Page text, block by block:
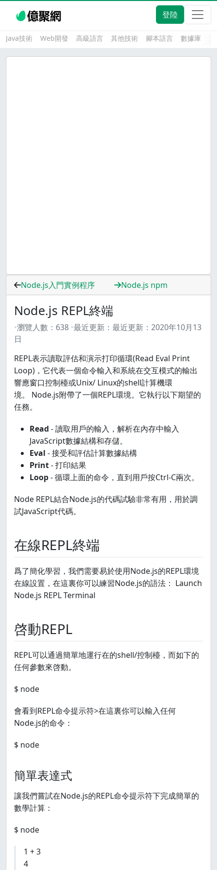
登陸
Java技術 Web開發 高級語言 其他技術 腳本語言 數據庫
Node.js入門實例程序 Node.js npm
Node.js REPL終端
瀏覽人數： 638 最近更新： 最近更新： 2020年10月13
日
REPL表示讀取評估和演示打印循環(Read Eval Print
Loop)，它代表一個命令輸入和系統在交互模式的輸出
響應窗口控制檯或Unix/ Linux的shell計算機環
境。 Node.js附帶了一個REPL環境。它執行以下期望的
任務。
Read - 讀取用戶的輸入，解析在內存中輸入
JavaScript數據結構和存儲。
Eval - 接受和評估計算數據結構
Print- 打印結果
Loop- 循環上面的命令，直到用戶按Ctrl-C兩次。
Node REPL結合Node.js的代碼試驗非常有用，用於調
試JavaScript代碼。
在線REPL終端
爲了簡化學習，我們需要易於使用Node.js的REPL環境
在線設置，在這裏你可以練習Node.js的語法： Launch
Node.js REPL Terminal
啓動REPL
REPL可以通過簡單地運行在的shell/控制檯，而如下的
任何參數來啓動。
$ node
會看到REPL命令提示符>在這裏你可以輸入任何
Node.js的命令：
$ node
簡單表達式
讓我們嘗試在Node.js的REPL命令提示符下完成簡單的
數學計算：
$ node
1 + 3
4